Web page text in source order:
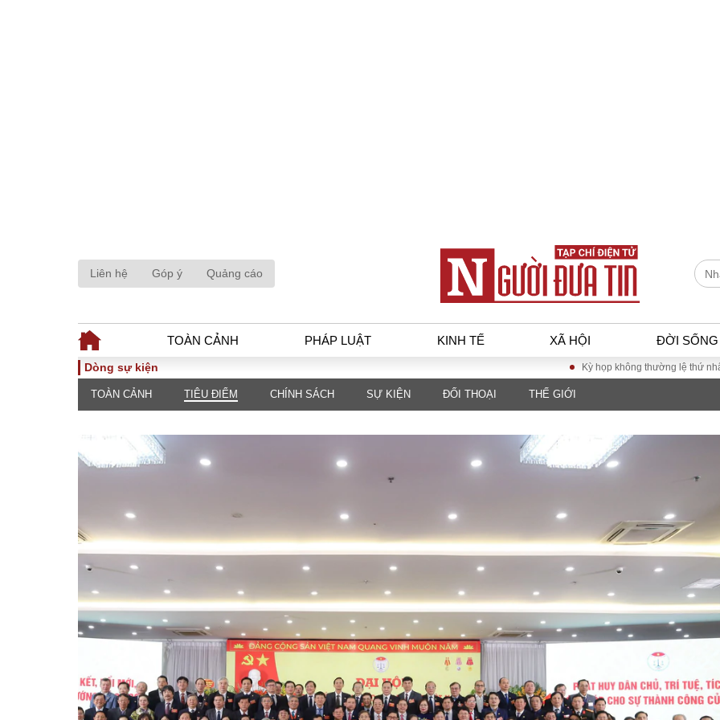
Liên hệ Góp ý Quảng cáo
TOÀN CẢNH PHÁP LUẬT KINH TẾ XÃ HỘI ĐỜI SỐNG
TOÀN CẢNH
Chính sách
Thế giới
PHÁP LUẬT
Góc nhìn luật gia
Tiếng nói công dân
An ninh - Hình sự
KINH TẾ
Tài chính - Ngân
Hồ sơ doanh
Xu hướng thị
Tiêu dùng và dư
luận
Công nghệ
Giao
ĐA CHIỀU
Quan điểm
INFOCUS
Dòng sự kiện Kỳ họp không thường lệ thứ nhất, Quốc
TOÀN CẢNH TIÊU ĐIỂM CHÍNH SÁCH SỰ KIỆN ĐỐI THOẠI THẾ GIỚI